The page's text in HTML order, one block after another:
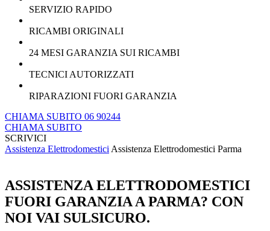
SERVIZIO RAPIDO
RICAMBI ORIGINALI
24 MESI GARANZIA SUI RICAMBI
TECNICI AUTORIZZATI
RIPARAZIONI FUORI GARANZIA
CHIAMA SUBITO 06 90244
CHIAMA SUBITO
SCRIVICI
Assistenza ElettrodomesticiAssistenza Elettrodomestici Parma
ASSISTENZA ELETTRODOMESTICI
FUORI GARANZIA A PARMA? CON
NOI VAI SULSICURO.